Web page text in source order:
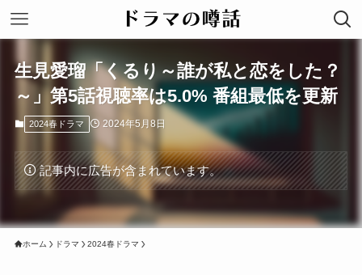
生見愛瑠「くるり～誰が私と恋をした？
～」第5話視聴率は5.0% 番組最低を更新
2024春ドラマ 2024年5月8日
記事内に広告が含まれています。
ホーム ドラマ 2024春ドラマ